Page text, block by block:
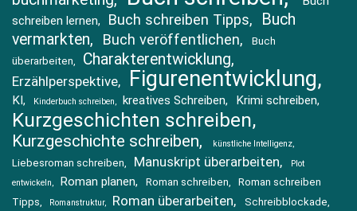
schreiben lernen
Buch schreiben Tipps
Buch
vermarkten
Buch veröffentlichen
Buch
überarbeiten
Charakterentwicklung
Erzählperspektive Figurenentwicklung
KI Kinderbuch schreiben kreatives Schreiben Krimi schreiben
Kurzgeschichten schreiben
Kurzgeschichte schreiben künstliche Intelligenz
Liebesroman schreiben Manuskript überarbeiten
Plot
entwickeln
Roman planen Roman schreiben
Roman schreiben
Tipps
Romanstruktur Roman überarbeiten Schreibblockade